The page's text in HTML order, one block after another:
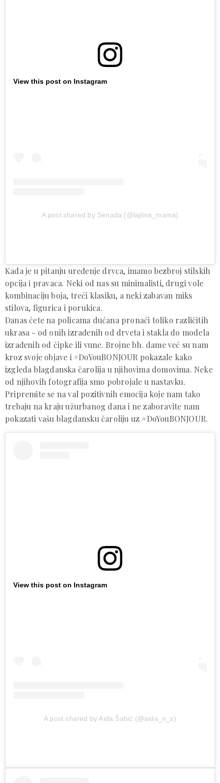
View this post on Instagram
A post shared by Senada (@lajlina_mama)
Kada je u pitanju uređenje drvca, imamo bezbroj stilskih
opcija i pravaca. Neki od nas su minimalisti, drugi vole
kombinaciju boja, treći klasiku, a neki zabavan miks
stilova, figurica i porukica.
Danas ćete na policama dućana pronaći toliko različitih
ukrasa - od onih izrađenih od drveta i stakla do modela
izrađenih od čipke ili vune. Brojne bh. dame već su nam
kroz svoje objave i #DoYouBONJOUR pokazale kako
izgleda blagdanska čarolija u njihovima domovima. Neke
od njihovih fotografija smo pobrojale u nastavku.
Pripremite se na val pozitivnih emocija koje nam tako
trebaju na kraju užurbanog dana i ne zaboravite nam
pokazati vašu blagdansku čaroliju uz #DoYouBONJOUR.
View this post on Instagram
A post shared by Aida Šabić (@aida_n_s)